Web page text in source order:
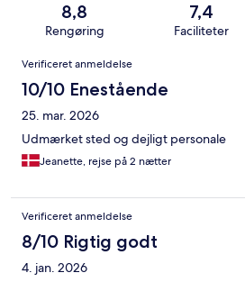
8,8
Rengøring
7,4
Faciliteter
Anmeldelser
Verificeret anmeldelse
10/10 Enestående
25. mar. 2026
Udmærket sted og dejligt personale
Jeanette, rejse på 2 nætter
Verificeret anmeldelse
8/10 Rigtig godt
4. jan. 2026